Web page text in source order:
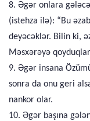
8. Əgər onlara
(istehza ilə): “Bu
deyəcəklər. Bilin ki,
Məsxərəyə
9. Əgər insana
sonra da onu geri
nankor olar.
10. Əgər başına